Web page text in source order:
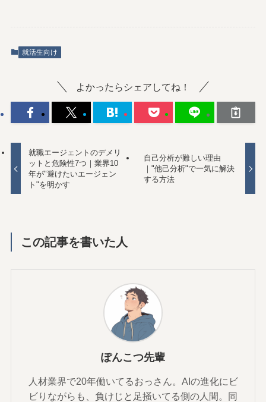
就活生向け
よかったらシェアしてね！
就職エージェントのデメリ
ットと危険性7つ｜業界10
年が"避けたいエージェン
ト"を明かす
自己分析が難しい理由
｜"他己分析"で一気に解決
する方法
この記事を書いた人
ぽんこつ先輩
人材業界で20年働いてるおっさん。AIの進化にビ
ビりながらも、負けじと足掻いてる側の人間。同